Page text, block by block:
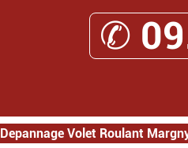
✆
Depannage Volet Roulant